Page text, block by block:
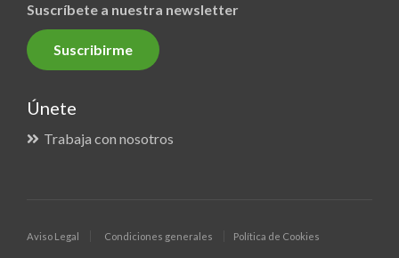
Suscríbete a nuestra newsletter
Suscribirme
Únete
Trabaja con nosotros
Aviso Legal Condiciones generales Política de Cookies